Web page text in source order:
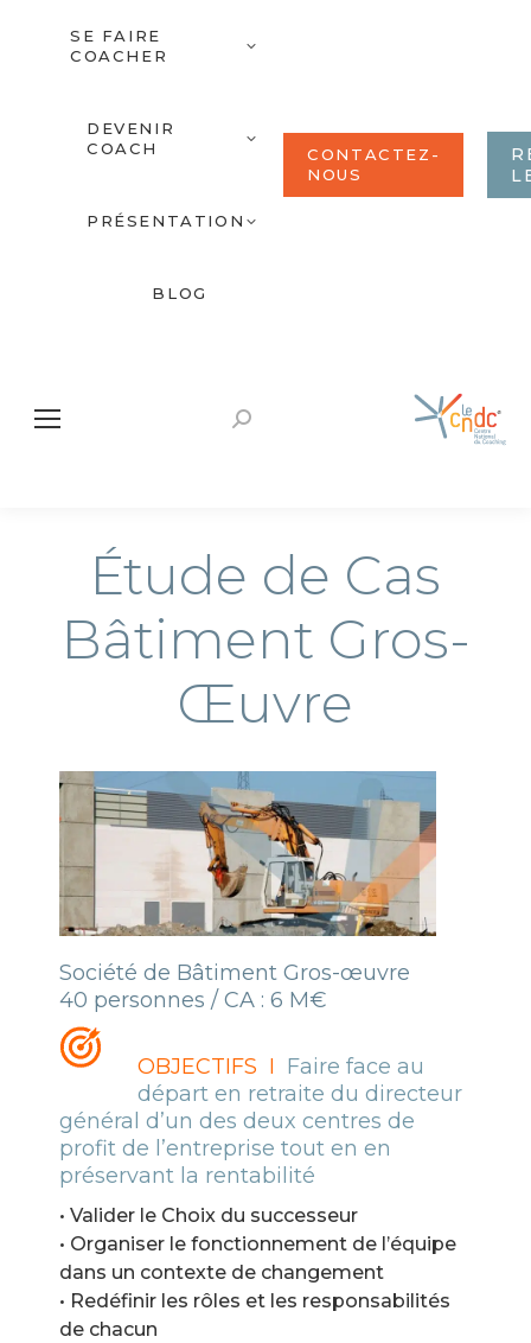
SE FAIRE
COACHER
DEVENIR
COACH
PRÉSENTATION
BLOG
CONTACTEZ-
NOUS
Recherche
Étude de Cas
Bâtiment Gros-
Œuvre
Société de Bâtiment Gros-œuvre
40 personnes / CA : 6 M€
OBJECTIFS I Faire face au
départ en retraite du directeur
général d’un des deux centres de
profit de l’entreprise tout en en
préservant la rentabilité
• Valider le Choix du successeur
• Organiser le fonctionnement de l’équipe
dans un contexte de changement
• Redéfinir les rôles et les responsabilités
de chacun